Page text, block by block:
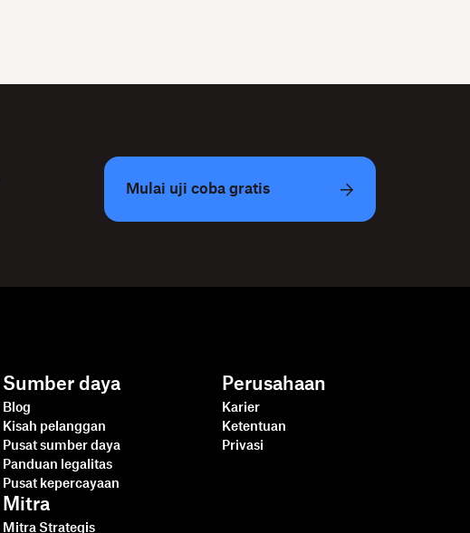
Mulai uji coba gratis
Sumber daya
Blog
Kisah pelanggan
Pusat sumber daya
Panduan legalitas
Pusat kepercayaan
Mitra
Mitra Strategis
Perusahaan
Karier
Ketentuan
Privasi